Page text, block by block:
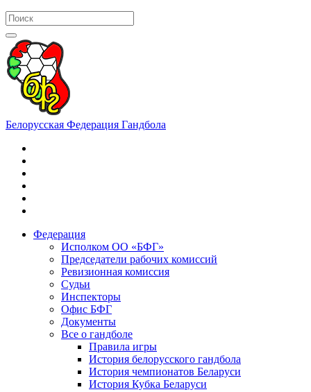
Белорусская Федерация Гандбола
Федерация
Исполком ОО «БФГ»
Председатели рабочих комиссий
Ревизионная комиссия
Судьи
Инспекторы
Офис БФГ
Документы
Все о гандболе
Правила игры
История белорусского гандбола
История чемпионатов Беларуси
История Кубка Беларуси